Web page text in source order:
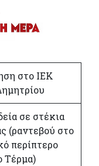
στο ΙΕΚ
σε στέκια
(ραντεβού στο
περίπτερο
Τέρμα)